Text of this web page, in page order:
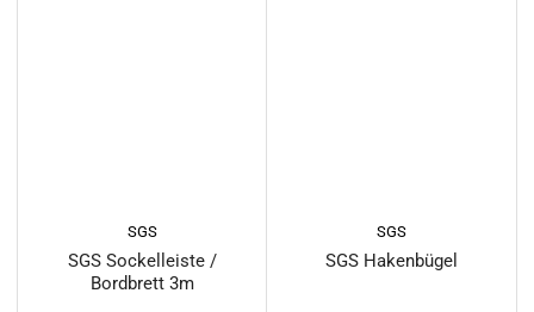
SGS
SGS Sockelleiste /
Bordbrett 3m
SGS
SGS Hakenbügel